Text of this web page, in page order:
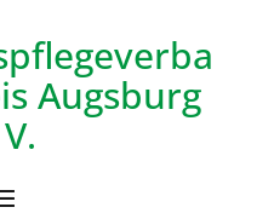
Augsburg